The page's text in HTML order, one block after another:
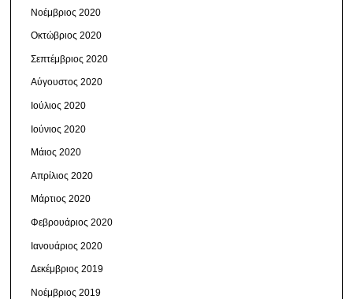
Νοέμβριος 2020
Οκτώβριος 2020
Σεπτέμβριος 2020
Αύγουστος 2020
Ιούλιος 2020
Ιούνιος 2020
Μάιος 2020
Απρίλιος 2020
Μάρτιος 2020
Φεβρουάριος 2020
Ιανουάριος 2020
Δεκέμβριος 2019
Νοέμβριος 2019